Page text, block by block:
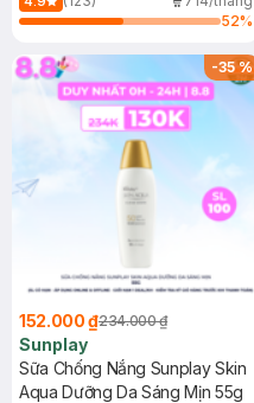
52%
-35%
152.000 ₫234.000 ₫
Sunplay
Sữa Chống Nắng Sunplay Skin
Aqua Dưỡng Da Sáng Mịn 55g